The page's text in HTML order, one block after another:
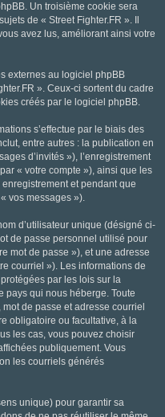
Un troisième cookie sera
de « Street Fighter.FR ». Il
avez lus, améliorant ainsi votre
externes au logiciel phpBB
». Ceux-ci sortent du cadre
créés par le logiciel phpBB.
s’effectue par le biais des
entre autres : la publication en
d’invités »), l’enregistrement
« votre compte »), ainsi que les
et pendant que
vos messages »).
d’utilisateur unique (désigné ci-
de passe personnel utilisé pour
mot de passe »), et une adresse
courriel »). Les informations de
par les lois sur la
pays qui nous héberge. Toute
de passe et adresse courriel
obligatoire ou facultative, à la
les cas, vous pouvez choisir
publiquement. Vous
les courriels générés
unique) pour garantir sa